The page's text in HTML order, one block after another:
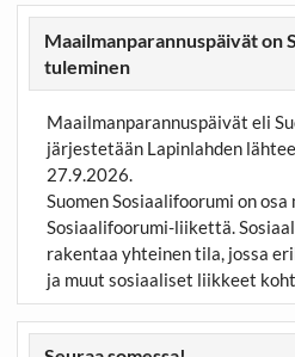
Maailmanparannuspäivät on
tuleminen
Maailmanparannuspäivät eli
järjestetään Lapinlahden
27.9.2026.
Suomen Sosiaalifoorumi on
Sosiaalifoorumi-liikettä.
rakentaa yhteinen tila, jossa
ja muut sosiaaliset liikkeet